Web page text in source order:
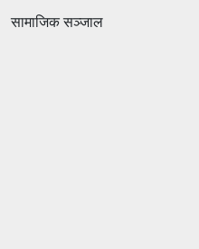
सामाजिक सञ्जाल